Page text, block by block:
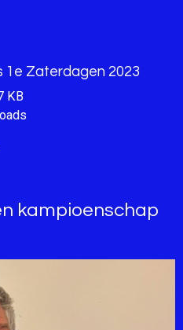
1e Zaterdagen 2023
KB
kampioenschap